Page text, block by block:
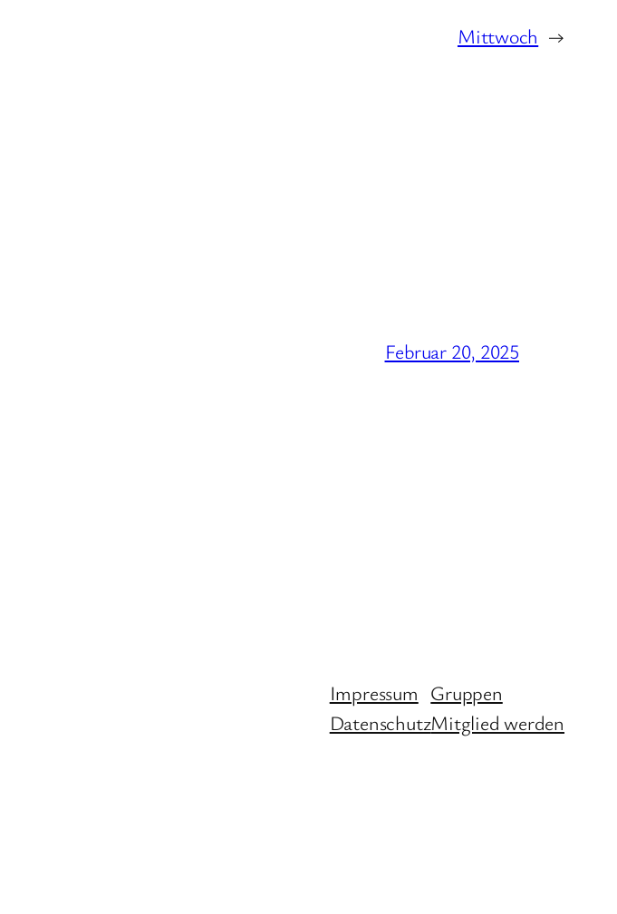
Mittwoch →
Februar 20, 2025
Impressum
Datenschutz
Gruppen
Mitglied werden